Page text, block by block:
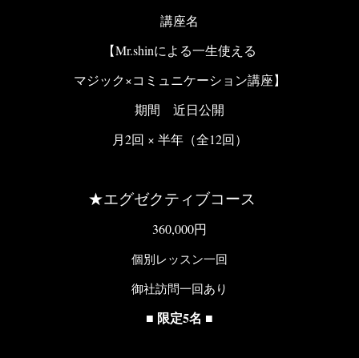
講座名
【Mr.shinによる一生使える
マジック×コミュニケーション講座】
期間 近日公開
月2回 × 半年（全12回）
★エグゼクティブコース
360,000円
個別レッスン一回
御社訪問一回あり
■ 限定5名 ■